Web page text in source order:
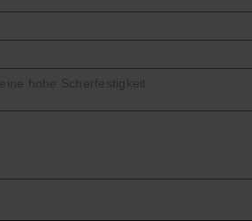
hohe Scherfestigkeit